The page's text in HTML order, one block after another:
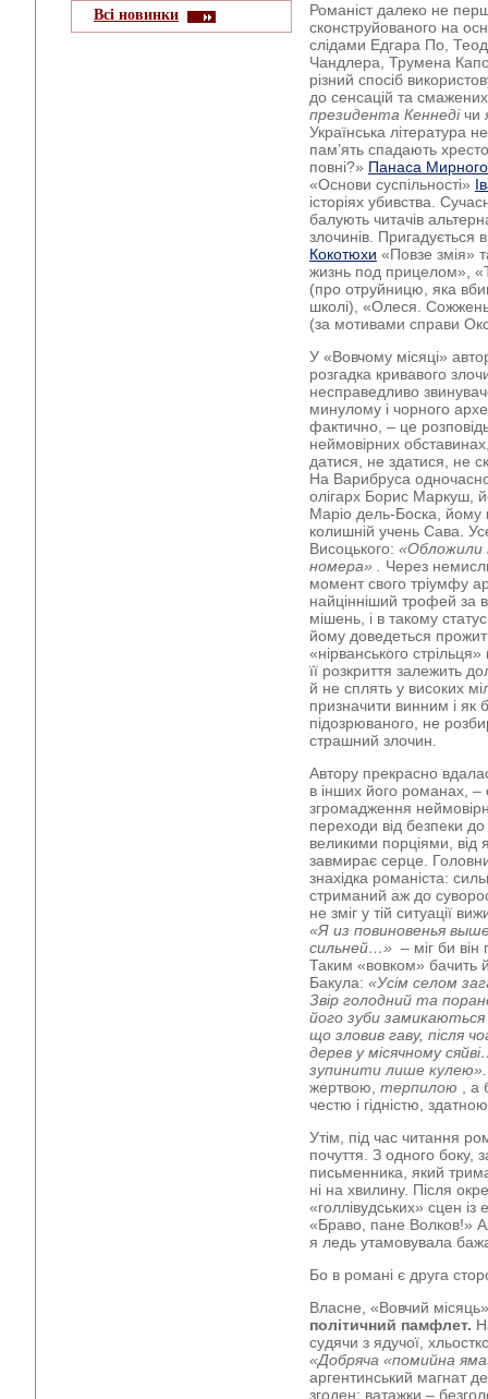
Всі новинки
Романіст далеко не
сконструйованого на
слідами Едгара По,
Чандлера, Трумена
різний спосіб
до сенсацій та
президента Кеннедічи
Українська література
пам’ять спадають
повні?» Панаса Мирного
«Основи суспільності»
історіях убивства.
балують читачів
злочинів. Пригадується
Кокотюхи «Повзе змія»
жизнь под прицелом»,
(про отруйницю, яка
школі), «Олеся.
(за мотивами справи
У «Вовчому місяці»
розгадка кривавого
несправедливо
минулому і чорного
фактично, – це
неймовірних
датися, не здатися, не
На Варибруса
олігарх Борис Маркуш,
Маріо дель-Боска, йому
колишній учень Сава.
Висоцького: «Обложили
номера»
Через
момент свого тріумфу
найцінніший трофей за
мішень, і в такому
йому доведеться
«нірванського
її розкриття залежить
й не сплять у високих
призначити винним і як
підозрюваного, не
страшний злочин.
Автору прекрасно
в інших його романах,
згромадження
переходи від безпеки
великими порціями, від
завмирає серце.
знахідка романіста:
стриманий аж до
не зміг у тій ситуації
«Я из повиновенья
сильней…» – міг би
Таким «вовком» бачить
Бакула: «Усім селом
Звір голодний та
його зуби замикаються
що зловив гаву, після
дерев у місячному
зупинити лише кулею».
жертвою, терпилою , а
честю і гідністю,
Утім, під час читання
почуття. З одного боку,
письменника, який
ні на хвилину. Після
«голлівудських» сцен
«Браво, пане Волков!»
я ледь утамовувала
Бо в романі є друга
Власне, «Вовчий
політичний памфлет.
судячи з ядучої,
«Добряча «помийна
аргентинський магнат
згоден: ватажки –